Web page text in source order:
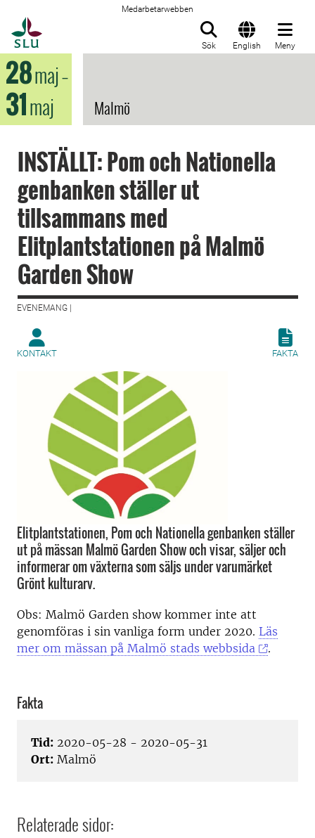
Medarbetarwebben
Sök English Meny
28maj–
31maj Malmö
INSTÄLLT: Pom och Nationella
genbanken ställer ut
tillsammans med
Elitplantstationen på Malmö
Garden Show
EVENEMANG |
KONTAKT FAKTA
Elitplantstationen, Pom och Nationella genbanken ställer
ut på mässan Malmö Garden Show och visar, säljer och
informerar om växterna som säljs under varumärket
Grönt kulturarv.​
Obs: Malmö Garden show kommer inte att
genomföras i sin vanliga form under 2020. Läs
mer om mässan på Malmö stads webbsida
.
Fakta
Tid: 2020-05-28 - 2020-05-31
Ort: Malmö
Relaterade sidor: